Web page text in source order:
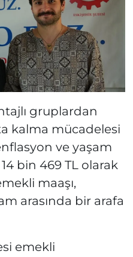
gruplardan
kalma mücadelesi
ve yaşam
bin 469 TL olarak
maaşı,
arasında bir arafa
emekli